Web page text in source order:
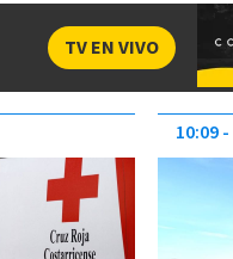
TV EN VIVO
10:09